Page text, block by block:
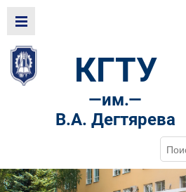
КГТУ
—им.—
В.А. Дегтярева